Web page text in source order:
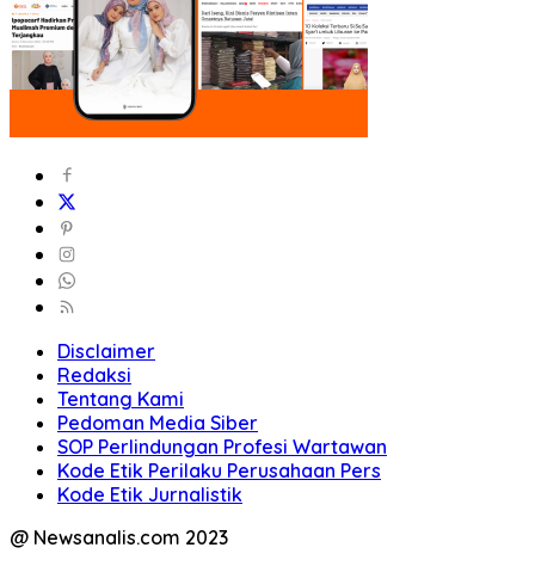
Disclaimer
Redaksi
Tentang Kami
Pedoman Media Siber
SOP Perlindungan Profesi Wartawan
Kode Etik Perilaku Perusahaan Pers
Kode Etik Jurnalistik
@ Newsanalis.com 2023